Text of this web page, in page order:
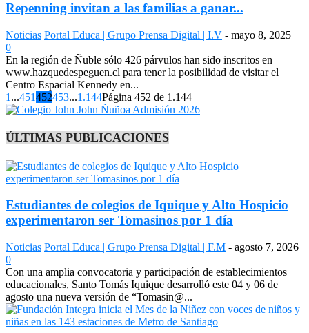
Repenning invitan a las familias a ganar...
Noticias Portal Educa | Grupo Prensa Digital | I.V - mayo 8, 2025
0
En la región de Ñuble sólo 426 párvulos han sido inscritos en
www.hazquedespeguen.cl para tener la posibilidad de visitar el
Centro Espacial Kennedy en...
1 ...451452453...1.144Página 452 de 1.144
ÚLTIMAS PUBLICACIONES
Estudiantes de colegios de Iquique y Alto Hospicio
experimentaron ser Tomasinos por 1 día
Noticias Portal Educa | Grupo Prensa Digital | F.M - agosto 7, 2026
0
Con una amplia convocatoria y participación de establecimientos
educacionales, Santo Tomás Iquique desarrolló este 04 y 06 de
agosto una nueva versión de “Tomasin@...